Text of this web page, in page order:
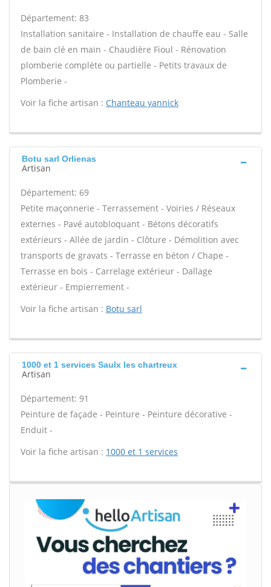
Département: 83
Installation sanitaire - Installation de chauffe eau - Salle
de bain clé en main - Chaudière Fioul - Rénovation
plomberie complète ou partielle - Petits travaux de
Plomberie -
Voir la fiche artisan : Chanteau yannick
Botu sarl Orlienas
Artisan
Département: 69
Petite maçonnerie - Terrassement - Voiries / Réseaux
externes - Pavé autobloquant - Bétons décoratifs
extérieurs - Allée de jardin - Clôture - Démolition avec
transports de gravats - Terrasse en béton / Chape -
Terrasse en bois - Carrelage extérieur - Dallage
extérieur - Empierrement -
Voir la fiche artisan : Botu sarl
1000 et 1 services Saulx les chartreux
Artisan
Département: 91
Peinture de façade - Peinture - Peinture décorative -
Enduit -
Voir la fiche artisan : 1000 et 1 services